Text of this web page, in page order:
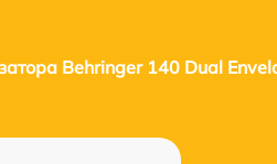
Behringer 140 Dual